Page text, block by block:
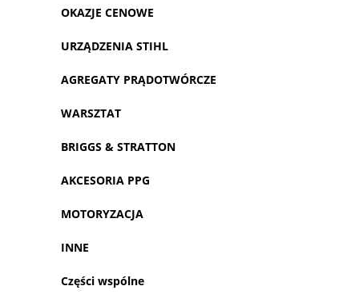
OKAZJE CENOWE
URZĄDZENIA STIHL
AGREGATY PRĄDOTWÓRCZE
WARSZTAT
BRIGGS & STRATTON
AKCESORIA PPG
MOTORYZACJA
INNE
Części wspólne